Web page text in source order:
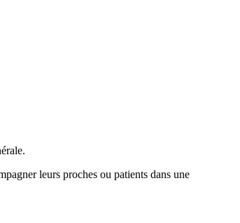
leurs proches ou patients dans une